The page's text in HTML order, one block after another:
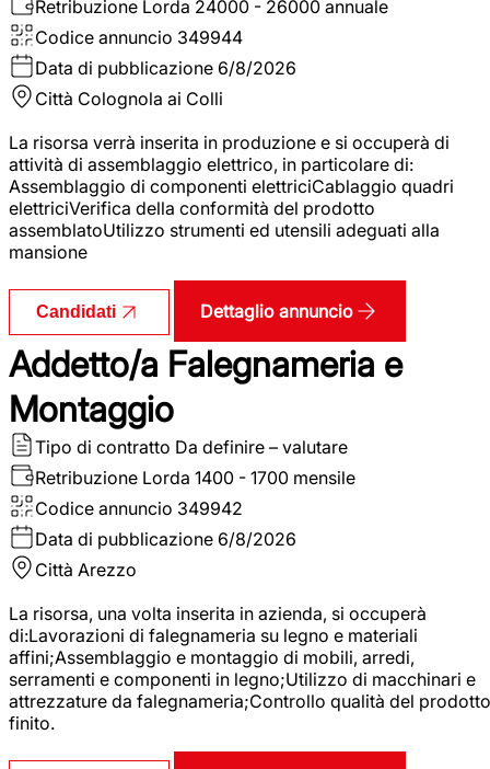
Retribuzione Lorda 24000 - 26000 annuale
Codice annuncio 349944
Data di pubblicazione 6/8/2026
Città Colognola ai Colli
La risorsa verrà inserita in produzione e si occuperà di
attività di assemblaggio elettrico, in particolare di:
Assemblaggio di componenti elettriciCablaggio quadri
elettriciVerifica della conformità del prodotto
assemblatoUtilizzo strumenti ed utensili adeguati alla
mansione
Candidati Dettaglio annuncio
Addetto/a Falegnameria e
Montaggio
Tipo di contratto Da definire – valutare
Retribuzione Lorda 1400 - 1700 mensile
Codice annuncio 349942
Data di pubblicazione 6/8/2026
Città Arezzo
La risorsa, una volta inserita in azienda, si occuperà
di:Lavorazioni di falegnameria su legno e materiali
affini;Assemblaggio e montaggio di mobili, arredi,
serramenti e componenti in legno;Utilizzo di macchinari e
attrezzature da falegnameria;Controllo qualità del prodotto
finito.